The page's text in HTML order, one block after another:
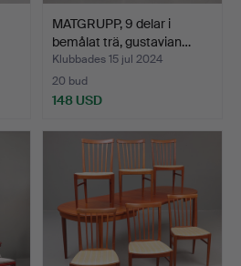
MATGRUPP, 9 delar i
bemålat trä, gustavian…
Klubbades 15 jul 2024
20 bud
148 USD